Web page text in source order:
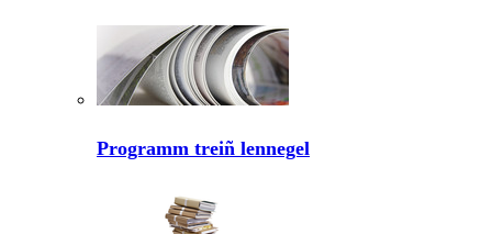
Programm treiñ lennegel